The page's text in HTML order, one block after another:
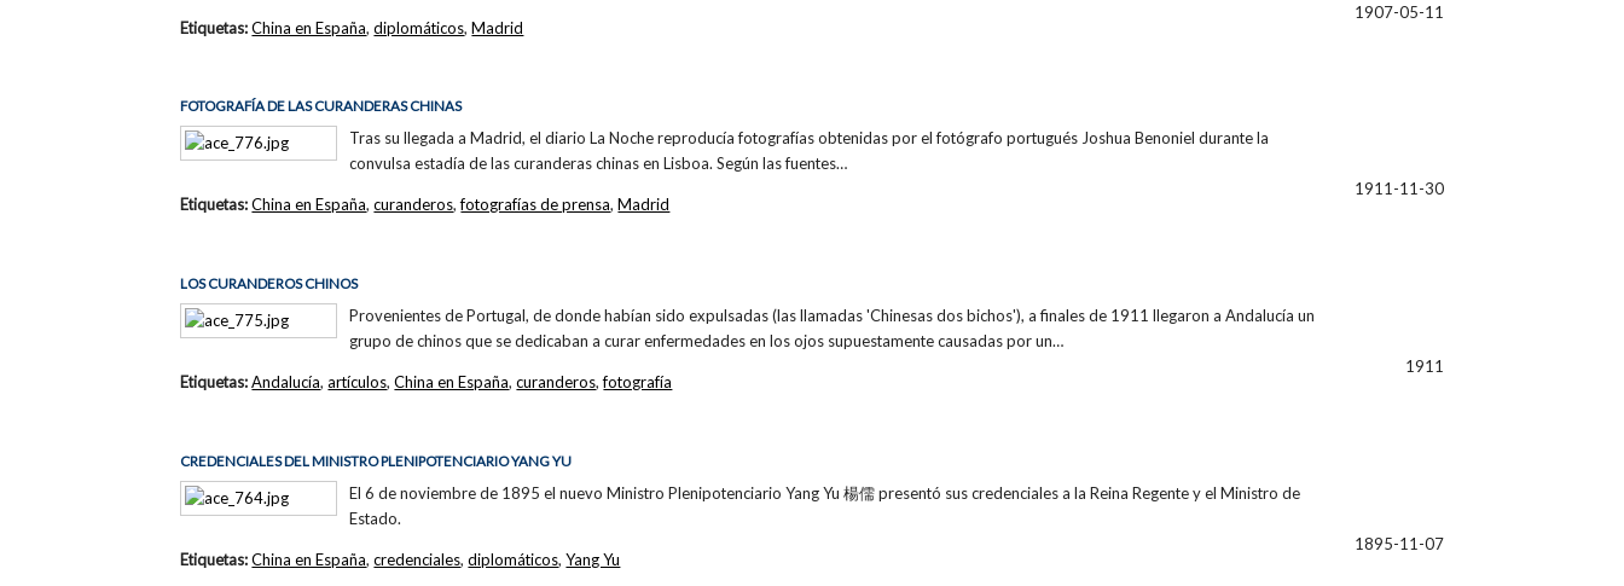
1907-05-11
Etiquetas:China en España,diplomáticos,Madrid
FOTOGRAFÍA DE LAS CURANDERAS CHINAS
Tras su llegada a Madrid, el diario La Noche reproducía fotografías obtenidas por el fotógrafo portugués Joshua Benoniel durante la
convulsa estadía de las curanderas chinas en Lisboa. Según las fuentes…
1911-11-30
Etiquetas:China en España,curanderos,fotografías de prensa,Madrid
LOS CURANDEROS CHINOS
Provenientes de Portugal, de donde habían sido expulsadas (las llamadas 'Chinesas dos bichos'), a finales de 1911 llegaron a Andalucía un
grupo de chinos que se dedicaban a curar enfermedades en los ojos supuestamente causadas por un…
1911
Etiquetas:Andalucía,artículos,China en España,curanderos,fotografía
CREDENCIALES DEL MINISTRO PLENIPOTENCIARIO YANG YU
El 6 de noviembre de 1895 el nuevo Ministro Plenipotenciario Yang Yu 楊儒 presentó sus credenciales a la Reina Regente y el Ministro de
Estado.
1895-11-07
Etiquetas:China en España,credenciales,diplomáticos,Yang Yu